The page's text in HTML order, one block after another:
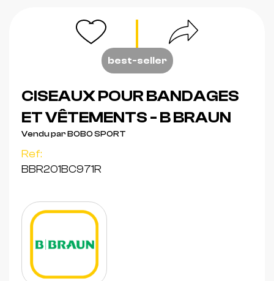
best-seller
CISEAUX POUR BANDAGES
ET VÊTEMENTS - B BRAUN
Vendu par BOBO SPORT
Ref:
BBR201BC971R